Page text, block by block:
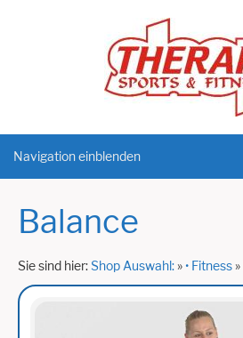
Navigation einblenden
Balance
Sie sind hier:Shop Auswahl:»• Fitness»